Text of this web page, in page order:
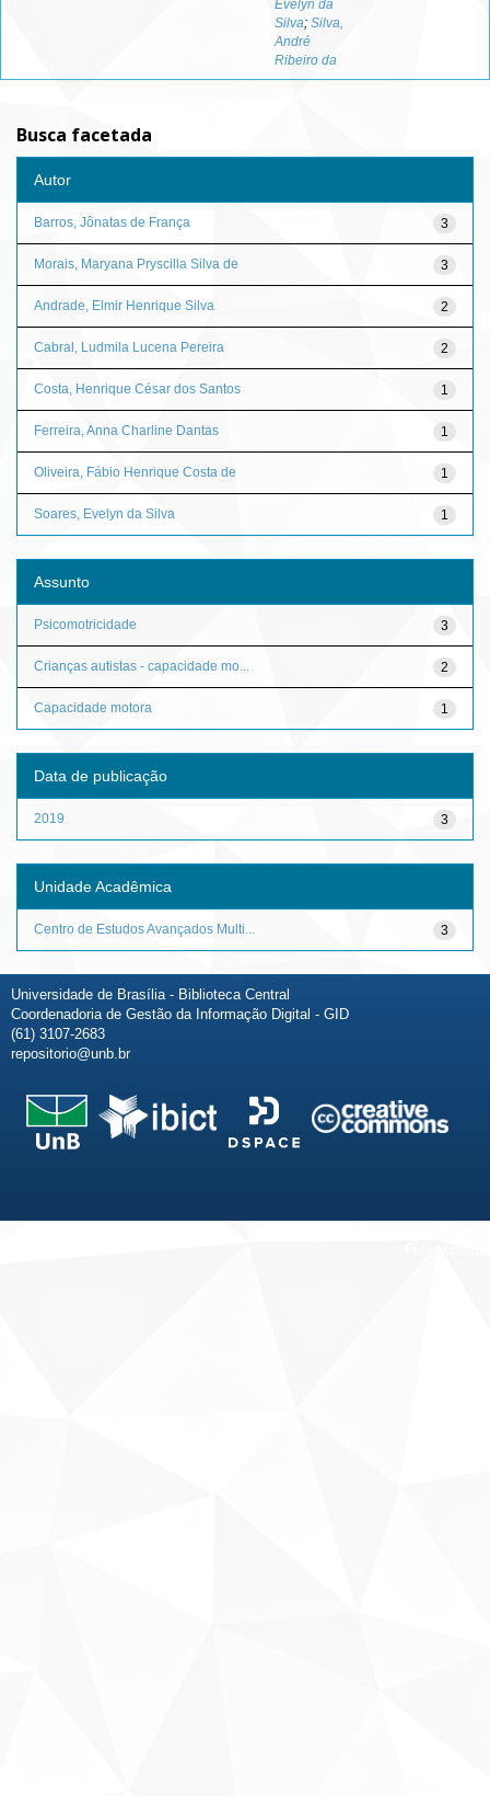
Evelyn da
Silva; Silva,
André
Ribeiro da
Busca facetada
Autor
3
Barros, Jônatas de França
3
Morais, Maryana Pryscilla Silva de
2
Andrade, Elmir Henrique Silva
2
Cabral, Ludmila Lucena Pereira
1
Costa, Henrique César dos Santos
1
Ferreira, Anna Charline Dantas
1
Oliveira, Fábio Henrique Costa de
1
Soares, Evelyn da Silva
Assunto
3
Psicomotricidade
2
Crianças autistas - capacidade mo...
1
Capacidade motora
Data de publicação
3
2019
Unidade Acadêmica
3
Centro de Estudos Avançados Multi...
Universidade de Brasília - Biblioteca Central
Coordenadoria de Gestão da Informação Digital - GID
(61) 3107-2683
repositorio@unb.br